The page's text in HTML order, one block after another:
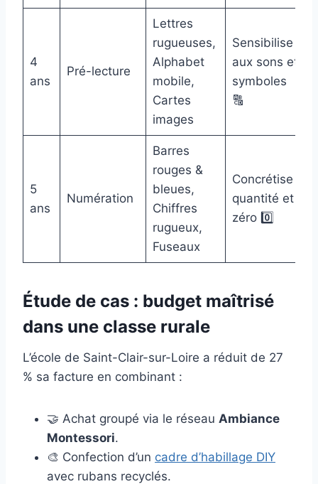
4
ans
Pré-lecture
Lettres
rugueuses,
Alphabet
mobile,
Cartes
images
Sensibilise
aux sons et
symboles
🔠
5
ans
Numération
Barres
rouges &
bleues,
Chiffres
rugueux,
Fuseaux
Concrétise
quantité et
zéro 0️⃣
Étude de cas : budget maîtrisé
dans une classe rurale
L’école de Saint-Clair-sur-Loire a réduit de 27
% sa facture en combinant :
🤝 Achat groupé via le réseau Ambiance
Montessori.
🎨 Confection d’un cadre d’habillage DIY
avec rubans recyclés.